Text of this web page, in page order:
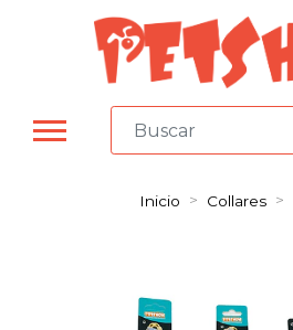
Inicio Collares